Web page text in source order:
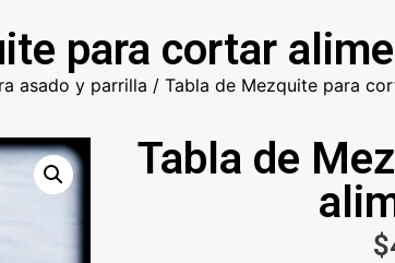
para cortar
asado y parrilla / Tabla de Mezquite para
Tabla de
$